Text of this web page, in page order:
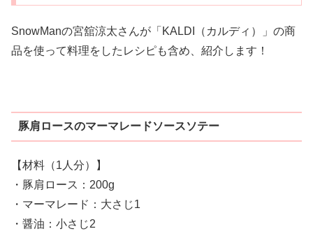
SnowManの宮舘涼太さんが「KALDI（カルディ）」の商
品を使って料理をしたレシピも含め、紹介します！
豚肩ロースのマーマレードソースソテー
【材料（1人分）】
・豚肩ロース：200g
・マーマレード：大さじ1
・醤油：小さじ2